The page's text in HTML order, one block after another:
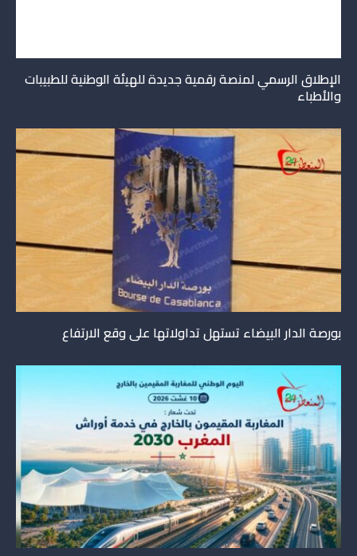
الإطلاق الرسمي لمنصة رقمية جديدة للهيئة الوطنية للطبيبات
والأطباء
بورصة الدار البيضاء تستهل تداولاتها على وقع الارتفاع